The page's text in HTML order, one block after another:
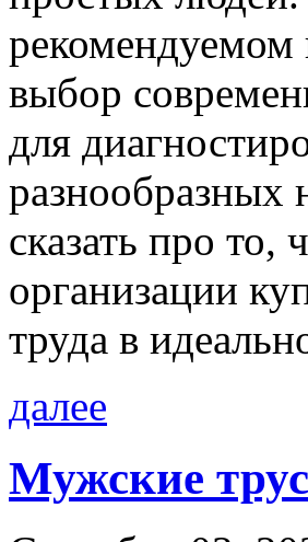
рекомендуемом
выбор
для
разнообразных
сказать про то,
организации
труда в
далее
Мужские